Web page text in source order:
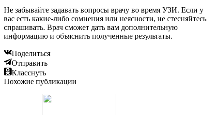
Не забывайте задавать вопросы врачу во время УЗИ. Если у
вас есть какие-либо сомнения или неясности, не стесняйтесь
спрашивать. Врач сможет дать вам дополнительную
информацию и объяснить полученные результаты.
Поделиться
Отправить
Класснуть
Похожие публикации